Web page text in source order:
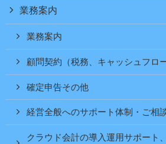
業務案内
業務案内
顧問契約（税務、キャッシュフロ
確定申告その他
経営全般へのサポート体制・ご相
クラウド会計の導入運用サポート